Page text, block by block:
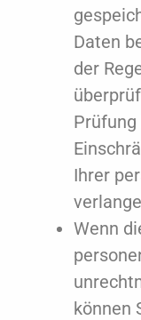
Daten
der
Prüfung
Ihrer
Wenn
können